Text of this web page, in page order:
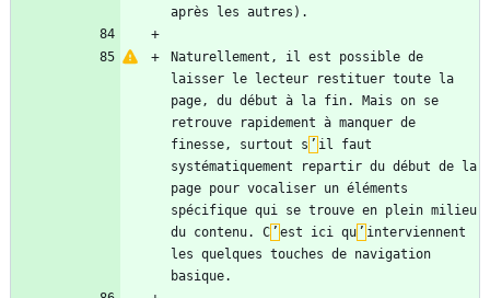
Naturellement, il est possible de
laisser le lecteur restituer toute la
page, du début à la fin. Mais on se
retrouve rapidement à manquer de
finesse, surtout s ’ il faut
systématiquement repartir du début de la
page pour vocaliser un éléments
spécifique qui se trouve en plein milieu
du contenu. C ’ est ici qu ’ interviennent
les quelques touches de navigation